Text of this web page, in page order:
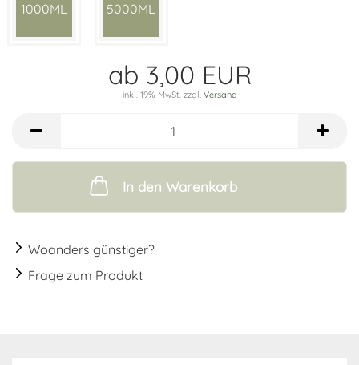
1000ML 5000ML
ab 3,00 EUR
inkl. 19% MwSt. zzgl. Versand
In den Warenkorb
Woanders günstiger?
Frage zum Produkt